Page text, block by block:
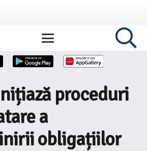
proceduri
a
obligațiilor